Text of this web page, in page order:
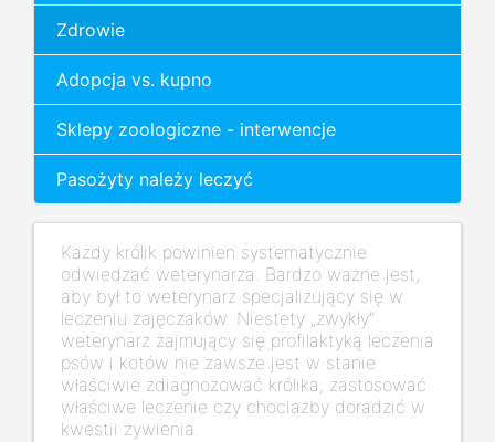
Zdrowie
Adopcja vs. kupno
Sklepy zoologiczne - interwencje
Pasożyty należy leczyć
Każdy królik powinien systematycznie
odwiedzać weterynarza. Bardzo ważne jest,
aby był to weterynarz specjalizujący się w
leczeniu zajęczaków. Niestety „zwykły”
weterynarz zajmujący się profilaktyką leczenia
psów i kotów nie zawsze jest w stanie
właściwie zdiagnozować królika, zastosować
właściwe leczenie czy chociażby doradzić w
kwestii żywienia.